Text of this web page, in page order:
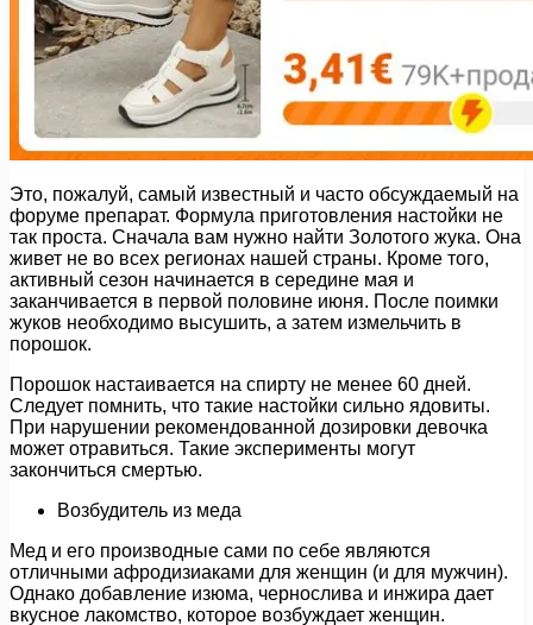
Это, пожалуй, самый известный и часто обсуждаемый на
форуме препарат. Формула приготовления настойки не
так проста. Сначала вам нужно найти Золотого жука. Она
живет не во всех регионах нашей страны. Кроме того,
активный сезон начинается в середине мая и
заканчивается в первой половине июня. После поимки
жуков необходимо высушить, а затем измельчить в
порошок.
Порошок настаивается на спирту не менее 60 дней.
Следует помнить, что такие настойки сильно ядовиты.
При нарушении рекомендованной дозировки девочка
может отравиться. Такие эксперименты могут
закончиться смертью.
Возбудитель из меда
Мед и его производные сами по себе являются
отличными афродизиаками для женщин (и для мужчин).
Однако добавление изюма, чернослива и инжира дает
вкусное лакомство, которое возбуждает женщин.